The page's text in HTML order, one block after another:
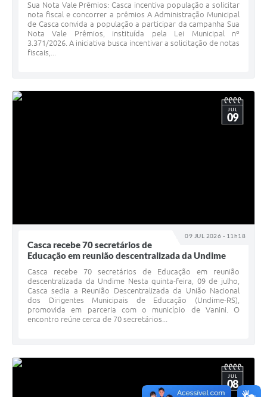
Sua Nota Vale Prêmios: Casca incentiva população a solicitar
nota fiscal e concorrer a prêmios A Administração Municipal
de Casca convida a população a participar da campanha Sua
Nota Vale Prêmios, instituída pela Lei Municipal nº
3.371/2026. A iniciativa busca incentivar a solicitação de notas
fiscais,...
09 JUL 2026 - 11h18
JUL
09
Casca recebe 70 secretários de
Educação em reunião descentralizada da Undime
Casca recebe 70 secretários de Educação em reunião
descentralizada da Undime Nesta quinta-feira, 09 de julho,
Casca sedia a Reunião Descentralizada da União Nacional
dos Dirigentes Municipais de Educação (Undime-RS),
promovida em parceria com o município de Vanini. O
encontro reúne cerca de 70 secretários...
JUL
08